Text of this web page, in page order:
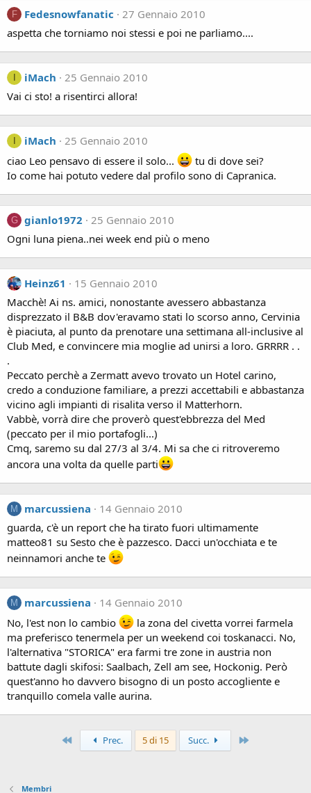
F Fedesnowfanatic
27 Gennaio 2010
aspetta che torniamo noi stessi e poi ne parliamo....
iMach
25 Gennaio 2010
Vai ci sto! a risentirci allora!
iMach
25 Gennaio 2010
ciao Leo pensavo di essere il solo...
tu di dove sei?
Io come hai potuto vedere dal profilo sono di Capranica.
G gianlo1972
25 Gennaio 2010
Ogni luna piena..nei week end più o meno
Heinz61
15 Gennaio 2010
Macchè! Ai ns. amici, nonostante avessero abbastanza
disprezzato il B&B dov'eravamo stati lo scorso anno, Cervinia
è piaciuta, al punto da prenotare una settimana all-inclusive al
Club Med, e convincere mia moglie ad unirsi a loro. GRRRR . .
.
Peccato perchè a Zermatt avevo trovato un Hotel carino,
credo a conduzione familiare, a prezzi accettabili e abbastanza
vicino agli impianti di risalita verso il Matterhorn.
Vabbè, vorrà dire che proverò quest'ebbrezza del Med
(peccato per il mio portafogli...)
Cmq, saremo su dal 27/3 al 3/4. Mi sa che ci ritroveremo
ancora una volta da quelle parti
M marcussiena
14 Gennaio 2010
guarda, c'è un report che ha tirato fuori ultimamente
matteo81 su Sesto che è pazzesco. Dacci un'occhiata e te
neinnamori anche te
M marcussiena
14 Gennaio 2010
No, l'est non lo cambio
la zona del civetta vorrei farmela
ma preferisco tenermela per un weekend coi toskanacci. No,
l'alternativa "STORICA" era farmi tre zone in austria non
battute dagli skifosi: Saalbach, Zell am see, Hockonig. Però
quest'anno ho davvero bisogno di un posto accogliente e
tranquillo comela valle aurina.
Primo Prec. 5 di 15 Succ.
Membri